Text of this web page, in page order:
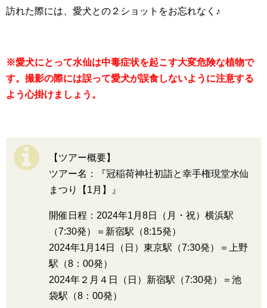
訪れた際には、愛犬との２ショットをお忘れなく♪
※愛犬にとって水仙は中毒症状を起こす大変危険な植物で
す。撮影の際には誤って愛犬が誤食しないように注意する
よう心掛けましょう。
【ツアー概要】
ツアー名：『冠稲荷神社初詣と幸手権現堂水仙
まつり【1月】』
開催日程：2024年1月8日（月・祝）横浜駅
（7:30発）＝新宿駅（8:15発）
2024年1月14日（日）東京駅（7:30発）＝上野
駅（8：00発）
2024年２月４日（日）新宿駅（7:30発）＝池
袋駅（8：00発）